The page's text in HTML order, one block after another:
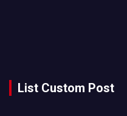
List Custom Post